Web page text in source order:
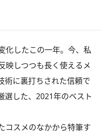
化したこの一年。今、私
映しつつも長く使えるメ
術に裏打ちされた信頼で
選した、2021年のベスト
コスメのなかから特筆す